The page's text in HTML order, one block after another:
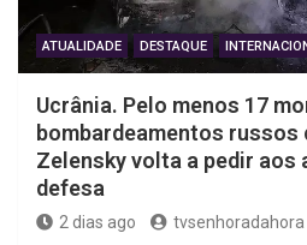
ATUALIDADE DESTAQUE
Ucrânia. Pelo menos 17
bombardeamentos russos
Zelensky volta a pedir aos
defesa
2 dias ago tvsenhoradahora